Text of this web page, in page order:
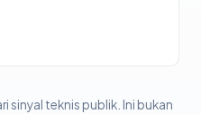
sinyal teknis publik. Ini bukan